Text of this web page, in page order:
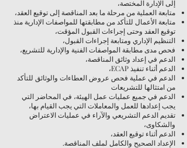
إلى الإدارة المختصة،
متابعة العملية من مرحلة ما بعد المناقصة إلى توقيع العقد،
متابعة الأعمال للتأكد من مطابقتها للمواصفات الإدارية منذ
توقيع العقد وحتى إجراءات القبول المؤقت،
التنظيم الإداري ومتابعة إجراءات القبول،
فحص مدى مطابقة المواصفات الفنية والإدارية للتشريع،
الدعم في إعداد وثائق المناقصة،
الدعم أثناء تنفيذ ECAP،
الدعم في عملية فحص عروض العطاءات والوثائق للتأكد
من امتثالها للتشريعات
الدعم في جميع عمليات عمل الهيئة، في المحاضر التي
يجب إعدادها للعمل والمعاملات التي يجب القيام بها،
تقديم الدعم التشريعي والآراء في عمليات الاعتراض
والشكاوى،
الدعم أثناء توقيع العقد،
الإعداد الصحيح والكامل لملف المناقصة.